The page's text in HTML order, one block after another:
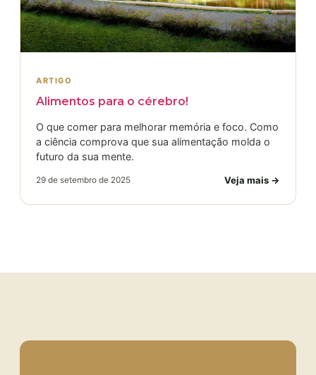
ARTIGO
Alimentos para o cérebro!
O que comer para melhorar memória e foco. Como
a ciência comprova que sua alimentação molda o
futuro da sua mente.
29 de setembro de 2025 Veja mais →